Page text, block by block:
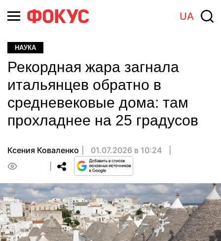
UA
НАУКА
Рекордная жара загнала
итальянцев обратно в
средневековые дома: там
прохладнее на 25 градусов
Ксения Коваленко
01.07.2026 в 10:24